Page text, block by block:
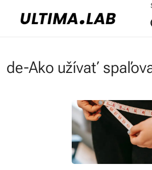
de-Ako užívať